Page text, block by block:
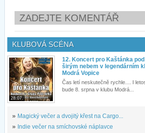
ZADEJTE KOMENTÁŘ
KLUBOVÁ SCÉNA
28.07.
12. Koncert pro Kaštánka pod
širým nebem v legendárním
Modrá Vopice
Čas letí neskutečně rychle.... I
bude 8. srpna v klubu Modrá...
» Magický večer a dvojitý křest na Cargo...
» Indie večer na smíchovské náplavce